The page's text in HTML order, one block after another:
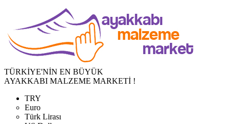
TÜRKİYE'NİN EN BÜYÜK
AYAKKABI MALZEME MARKETİ !
TRY
Euro
Türk Lirası